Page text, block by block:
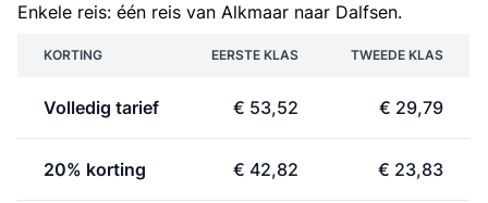
Enkele reis: één reis van Alkmaar naar Dalfsen.
KORTING EERSTE KLAS TWEEDE KLAS
Volledig tarief € 53,52 € 29,79
20% korting € 42,82 € 23,83